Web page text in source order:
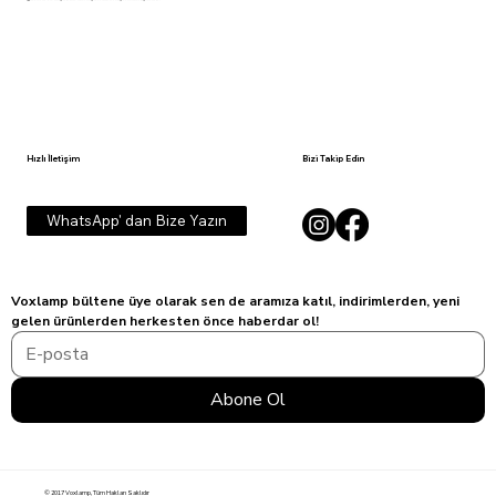
Hızlı İletişim
WhatsApp' dan Bize Yazın
Bizi Takip Edin
Voxlamp bültene üye olarak sen de aramıza katıl, indirimlerden, yeni
gelen ürünlerden herkesten önce haberdar ol!
Abone Ol
© 2017 Voxlamp, Tüm Hakları Saklıdır